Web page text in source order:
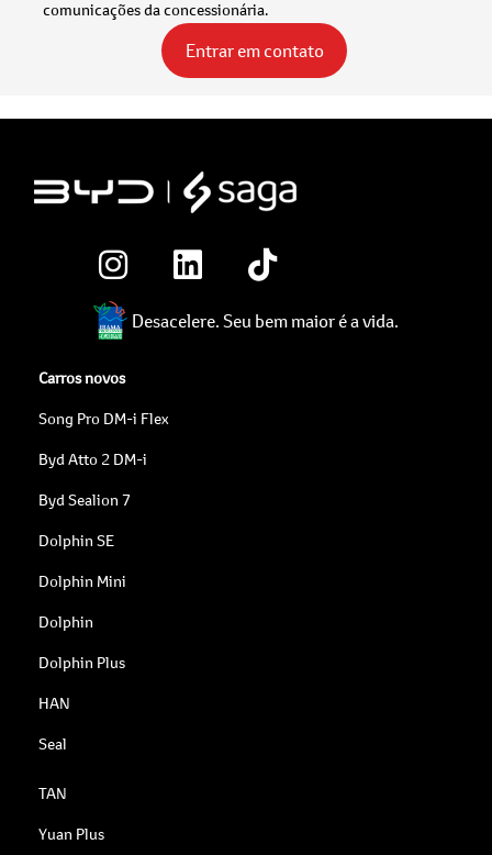
comunicações da concessionária.
Entrar em contato
Desacelere. Seu bem maior é a vida.
Carros novos
Song Pro DM-i Flex
Byd Atto 2 DM-i
Byd Sealion 7
Dolphin SE
Dolphin Mini
Dolphin
Dolphin Plus
HAN
Seal
TAN
Yuan Plus